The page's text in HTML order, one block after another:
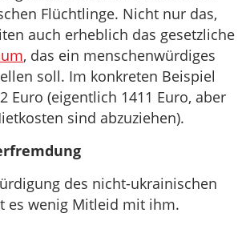
Flüchtlinge. Nicht nur das,
auch erheblich das gesetzliche
, das ein menschenwürdiges
soll. Im konkreten Beispiel
Euro (eigentlich 1411 Euro, aber
sind abzuziehen).
des nicht-ukrainischen
es wenig Mitleid mit ihm.